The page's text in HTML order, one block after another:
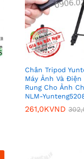
Chân Tripod
Máy Ảnh Và Điện
Rung Cho Ảnh
NLM-
261,0KVND
261,0KVND